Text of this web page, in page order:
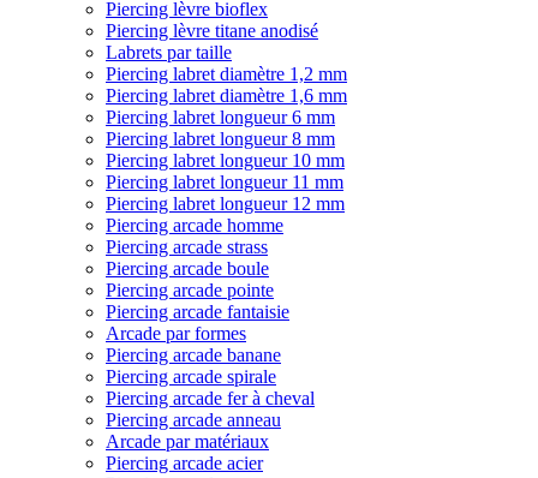
Piercing lèvre bioflex
Piercing lèvre titane anodisé
Labrets par taille
Piercing labret diamètre 1,2 mm
Piercing labret diamètre 1,6 mm
Piercing labret longueur 6 mm
Piercing labret longueur 8 mm
Piercing labret longueur 10 mm
Piercing labret longueur 11 mm
Piercing labret longueur 12 mm
Piercing arcade homme
Piercing arcade strass
Piercing arcade boule
Piercing arcade pointe
Piercing arcade fantaisie
Arcade par formes
Piercing arcade banane
Piercing arcade spirale
Piercing arcade fer à cheval
Piercing arcade anneau
Arcade par matériaux
Piercing arcade acier